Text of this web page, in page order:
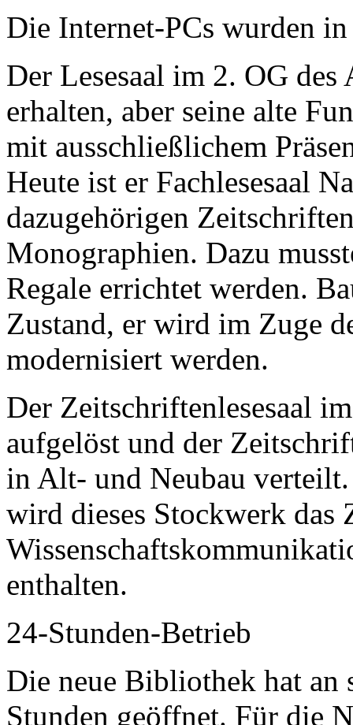
Die Internet-PCs wurden
Der Lesesaal im 2. OG
erhalten, aber seine alte
mit ausschließlichem
Heute ist er Fachlesesaal
dazugehörigen
Monographien. Dazu
Regale errichtet werden.
Zustand, er wird im Zuge
modernisiert werden.
Der Zeitschriftenlesesaal
aufgelöst und der
in Alt- und Neubau
wird dieses Stockwerk
enthalten.
24-Stunden-Betrieb
Die neue Bibliothek hat an
Stunden geöffnet. Für die